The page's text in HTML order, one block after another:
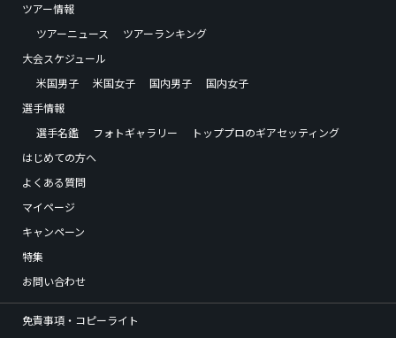
ツアー情報
ツアーニュース
ツアーランキング
大会スケジュール
米国男子
米国女子 国内男子
国内女子
選手情報
選手名鑑
フォトギャラリー
トッププロのギアセッティング
はじめての方へ
よくある質問
マイページ
キャンペーン
特集
お問い合わせ
免責事項・コピーライト